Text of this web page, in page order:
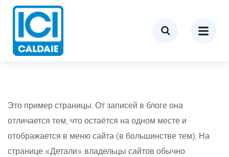
Это пример страницы. От записей в блоге она
отличается тем, что остаётся на одном месте и
отображается в меню сайта (в большинстве тем). На
странице «Детали» владельцы сайтов обычно